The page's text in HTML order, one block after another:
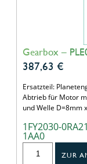
Gearbox –
387,63 €
Ersatzteil:
Abtrieb für Motor
und Welle D=8mm
1FY2030-
1AA0
ZUR